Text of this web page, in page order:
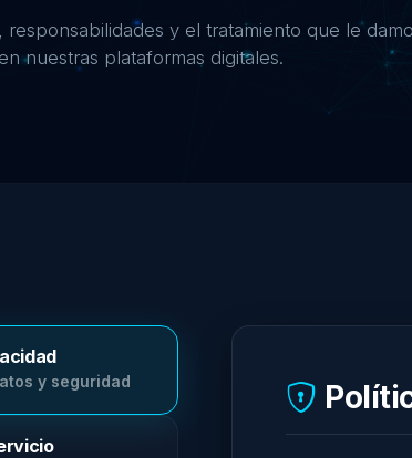
responsabilidades y el tratamiento que le
nuestras plataformas digitales.
y seguridad